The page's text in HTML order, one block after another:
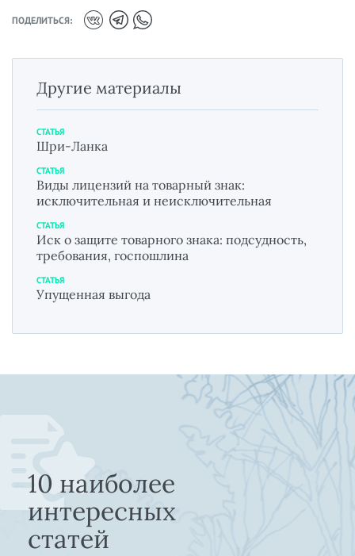
ПОДЕЛИТЬСЯ:
Другие материалы
СТАТЬЯ
Шри-Ланка
СТАТЬЯ
Виды лицензий на товарный знак:
исключительная и неисключительная
СТАТЬЯ
Иск о защите товарного знака: подсудность,
требования, госпошлина
СТАТЬЯ
Упущенная выгода
10 наиболее
интересных
статей